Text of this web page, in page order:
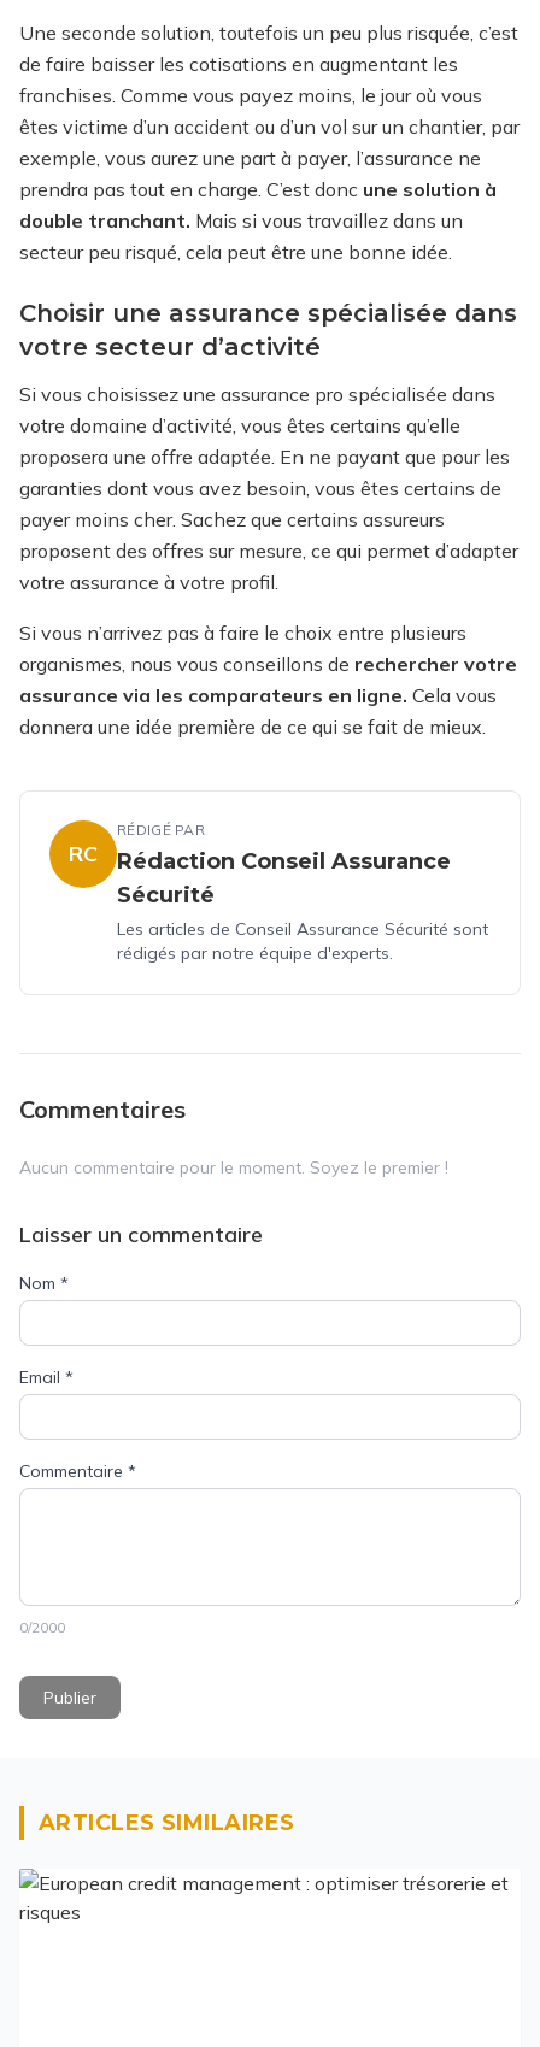
Une seconde solution, toutefois un peu plus risquée, c’est
de faire baisser les cotisations en augmentant les
franchises. Comme vous payez moins, le jour où vous
êtes victime d’un accident ou d’un vol sur un chantier, par
exemple, vous aurez une part à payer, l’assurance ne
prendra pas tout en charge. C’est donc une solution à
double tranchant. Mais si vous travaillez dans un
secteur peu risqué, cela peut être une bonne idée.
Choisir une assurance spécialisée dans
votre secteur d’activité
Si vous choisissez une assurance pro spécialisée dans
votre domaine d’activité, vous êtes certains qu’elle
proposera une offre adaptée. En ne payant que pour les
garanties dont vous avez besoin, vous êtes certains de
payer moins cher. Sachez que certains assureurs
proposent des offres sur mesure, ce qui permet d’adapter
votre assurance à votre profil.
Si vous n’arrivez pas à faire le choix entre plusieurs
organismes, nous vous conseillons de rechercher votre
assurance via les comparateurs en ligne. Cela vous
donnera une idée première de ce qui se fait de mieux.
RC
RÉDIGÉ PAR
Rédaction Conseil Assurance
Sécurité
Les articles de Conseil Assurance Sécurité sont
rédigés par notre équipe d'experts.
Commentaires
Aucun commentaire pour le moment. Soyez le premier !
Laisser un commentaire
Nom *
Email *
Commentaire *
0/2000
Publier
ARTICLES SIMILAIRES